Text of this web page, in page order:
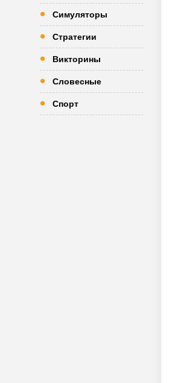
Симуляторы
Стратегии
Викторины
Словесные
Спорт